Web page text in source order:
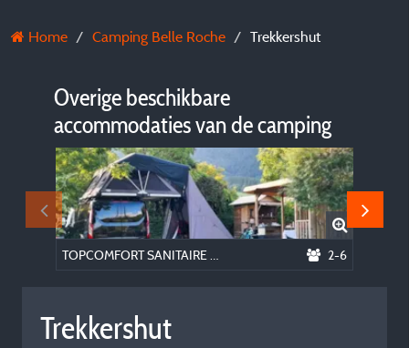
Home Camping Belle Roche Trekkershut
Overige beschikbare
accommodaties van de camping
2-6
Trekkershut